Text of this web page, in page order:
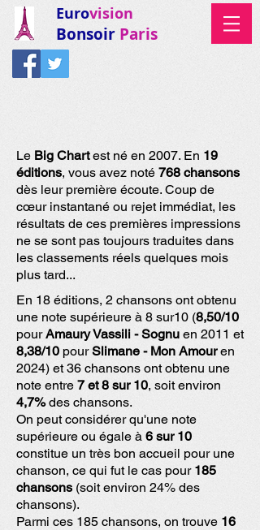
Eurovision
Bonsoir Paris
Le Big Chartest né en 2007. En 19
éditions, vous avez noté 768 chansons
dès leur première écoute. Coup de
cœur instantané ou rejet immédiat, les
résultats de ces premières impressions
ne se sont pas toujours traduites dans
les classements réels quelques mois
plus tard...
En 18 éditions, 2 chansons ont obtenu
une note supérieure à 8 sur10 (8,50/10
pourAmaury Vassili - Sognu en 2011 et
8,38/10 pourSlimane - Mon Amouren
2024) et 36 chansons ont obtenu une
note entre 7 et 8 sur 10, soit environ
4,7%des chansons.
On peut considérer qu'une note
supérieure ou égale à 6 sur 10
constitue un très bon accueil pour une
chanson, ce qui fut le cas pour 185
chansons (soit environ 24% des
chansons).
Parmi ces 185 chansons, on trouve 16